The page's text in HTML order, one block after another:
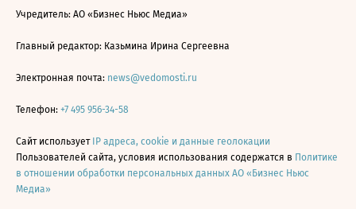
Учредитель: АО «Бизнес Ньюс Медиа»
Главный редактор: Казьмина Ирина Сергеевна
Электронная почта: news@vedomosti.ru
Телефон: +7 495 956-34-58
Сайт использует IP адреса, cookie и данные геолокации
Пользователей сайта, условия использования содержатся в Политике
в отношении обработки персональных данных АО «Бизнес Ньюс
Медиа»